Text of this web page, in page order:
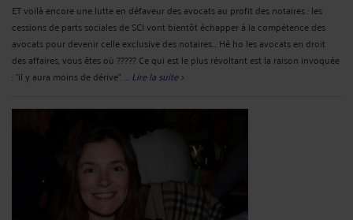
ET voilà encore une lutte en défaveur des avocats au profit des notaires : les
cessions de parts sociales de SCI vont bientôt échapper à la compétence des
avocats pour devenir celle exclusive des notaires... Hé ho les avocats en droit
des affaires, vous êtes où ????? Ce qui est le plus révoltant est la raison invoquée
: "il y aura moins de dérive". ... Lire la suite >